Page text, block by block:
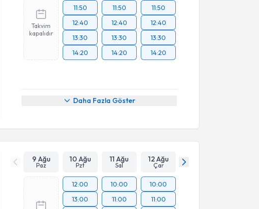
Takvim
kapalıdır
11:50
12:40
13:30
14:20
11:50
12:40
13:30
14:20
11:50
12:40
13:30
14:20
Daha Fazla Göster
9 Ağu
Paz
10 Ağu
Pzt
11 Ağu
Sal
12 Ağu
Çar
12:00
13:00
10:00
11:00
10:00
11:00